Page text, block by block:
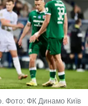
Фото: ФК Динамо Київ